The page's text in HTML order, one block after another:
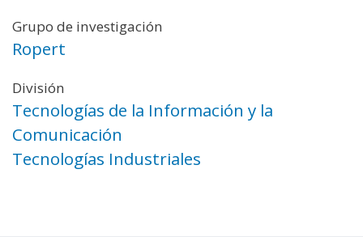
Grupo de investigación
Ropert
División
Tecnologías de la Información y la
Comunicación
Tecnologías Industriales